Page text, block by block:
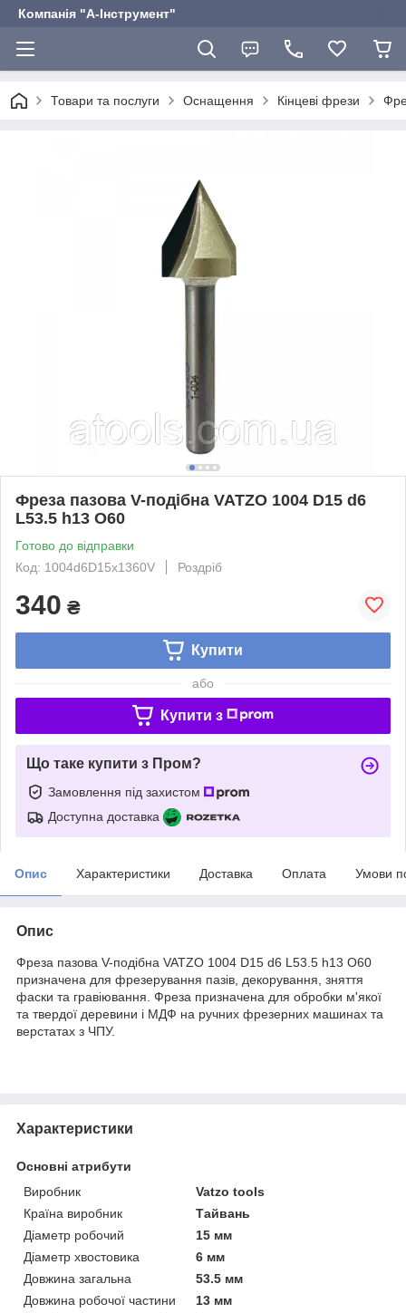
Компанія "А-Інструмент"
Товари та послуги Оснащення Кінцеві фрези
Фреза пазова V-подібна VATZO 1004 D15 d6
L53.5 h13 O60
Готово до відправки
Код: 1004d6D15x1360V
Роздріб
340 ₴
Купити
або
Купити з
Що таке купити з Пром?
Замовлення під захистом
Доступна доставка
Опис Характеристики Доставка Оплата Умови
Опис
Фреза пазова V-подібна VATZO 1004 D15 d6 L53.5 h13 O60
призначена для фрезерування пазів, декорування, зняття
фаски та гравіювання. Фреза призначена для обробки м'якої
та твердої деревини і МДФ на ручних фрезерних машинах та
верстатах з ЧПУ.
Характеристики
Основні атрибути
Виробник
Vatzo tools
Країна виробник
Тайвань
Діаметр робочий
15 мм
Діаметр хвостовика
6 мм
Довжина загальна
53.5 мм
Довжина робочої частини
13 мм